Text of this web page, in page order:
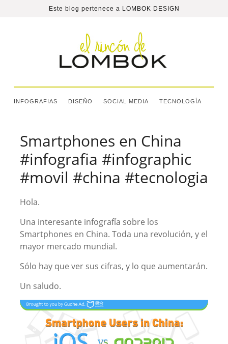
Este blog pertenece a LOMBOK DESIGN
INFOGRAFIAS DISEÑO SOCIAL MEDIA TECNOLOGÍA
Smartphones en China
#infografia #infographic
#movil #china #tecnologia
Hola.
Una interesante infografía sobre los
Smartphones en China. Toda una revolución, y el
mayor mercado mundial.
Sólo hay que ver sus cifras, y lo que aumentarán.
Un saludo.